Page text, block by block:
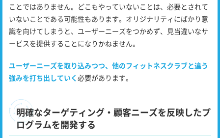
ことではありません。どこもやっていないことは、必要とされて
いないことである可能性もあります。オリジナリティにばかり意
識を向けてしまうと、ユーザーニーズをつかめず、見当違いなサ
ービスを提供することになりかねません。
ユーザーニーズを取り込みつつ、他のフィットネスクラブと違う
強みを打ち出していく 必要があります。
明確なターゲティング・顧客ニーズを反映したプ
ログラムを開発する